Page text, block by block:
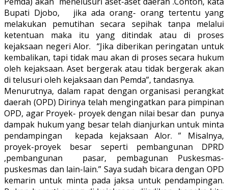
Bupati Djobo, jika ada orang- orang tertentu yang
melakukan pemutihan secara sepihak tanpa melalui
ketentuan maka itu yang ditindak atau di proses
kejaksaan negeri Alor. “Jika diberikan peringatan untuk
kembalikan, tapi tidak mau akan di proses secara hukum
oleh kejaksaan. Aset bergerak atau tidak bergerak akan
di telusuri oleh kejaksaan dan Pemda”, tandasnya.
Menurutnya, dalam rapat dengan organisasi perangkat
daerah (OPD) Dirinya telah mengingatkan para pimpinan
OPD, agar Proyek- proyek dengan nilai besar dan punya
dampak hukum yang besar telah dianjurkan untuk minta
pendampingan kepada kejaksaan Alor. ” Misalnya,
proyek-proyek besar seperti pembangunan DPRD
,pembangunan pasar, pembagunan Puskesmas-
puskesmas dan lain-lain.” Saya sudah bicara dengan OPD
kemarin untuk minta pada jaksa untuk pendampingan.